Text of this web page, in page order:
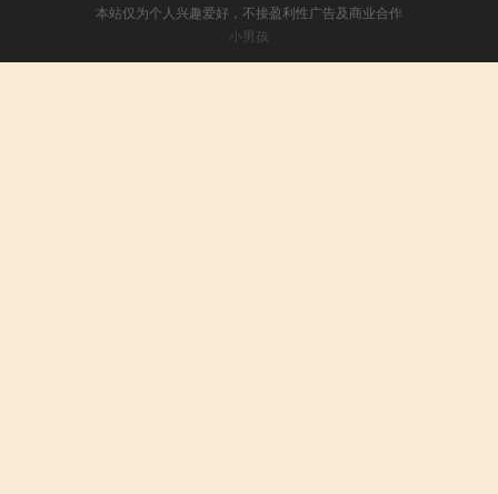
本站仅为个人兴趣爱好，不接盈利性广告及商业合作
小男孩